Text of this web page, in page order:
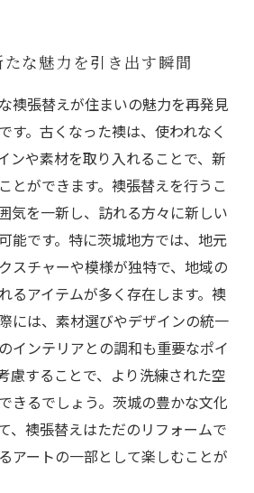
な魅力を引き出す瞬間
襖張替えが住まいの魅力を再発見
す。古くなった襖は、使われなく
ンや素材を取り入れることで、新
とができます。襖張替えを行うこ
気を一新し、訪れる方々に新しい
能です。特に茨城地方では、地元
スチャーや模様が独特で、地域の
るアイテムが多く存在します。襖
には、素材選びやデザインの統一
インテリアとの調和も重要なポイ
慮することで、より洗練された空
きるでしょう。茨城の豊かな文化
、襖張替えはただのリフォームで
アートの一部として楽しむことが